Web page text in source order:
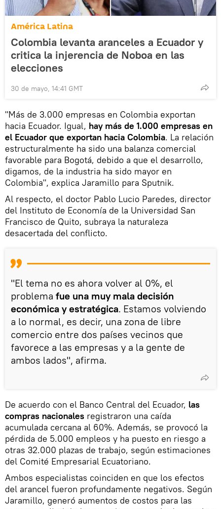
América Latina
Colombia levanta aranceles a Ecuador y
critica la injerencia de Noboa en las
elecciones
30 de mayo, 14:41 GMT
"Más de 3.000 empresas en Colombia exportan
hacia Ecuador. Igual, hay más de 1.000 empresas en
el Ecuador que exportan hacia Colombia. La relación
estructuralmente ha sido una balanza comercial
favorable para Bogotá, debido a que el desarrollo,
digamos, de la industria ha sido mayor en
Colombia", explica Jaramillo para Sputnik.
Al respecto, el doctor Pablo Lucio Paredes, director
del Instituto de Economía de la Universidad San
Francisco de Quito, subraya la naturaleza
desacertada del conflicto.
"El tema no es ahora volver al 0%, el
problema fue una muy mala decisión
económica y estratégica. Estamos volviendo
a lo normal, es decir, una zona de libre
comercio entre dos países vecinos que
favorece a las empresas y a la gente de
ambos lados", afirma.
De acuerdo con el Banco Central del Ecuador, las
compras nacionales registraron una caída
acumulada cercana al 60%. Además, se provocó la
pérdida de 5.000 empleos y ha puesto en riesgo a
otras 32.000 plazas de trabajo, según estimaciones
del Comité Empresarial Ecuatoriano.
Ambos especialistas coinciden en que los efectos
del arancel fueron profundamente negativos. Según
Jaramillo, generó aumentos de costos para las